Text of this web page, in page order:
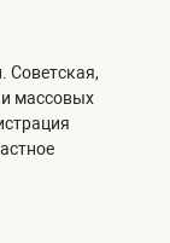
Советская,
массовых